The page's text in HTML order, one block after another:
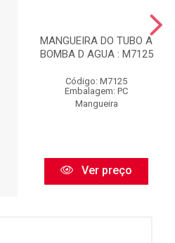
MANGUEIRA DO TUBO A
BOMBA D AGUA : M7125
Código: M7125
Embalagem: PC
Mangueira
Ver preço